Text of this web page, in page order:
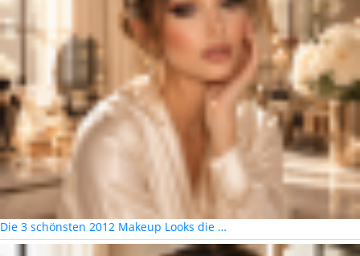
Die 3 schönsten 2012 Makeup Looks die …